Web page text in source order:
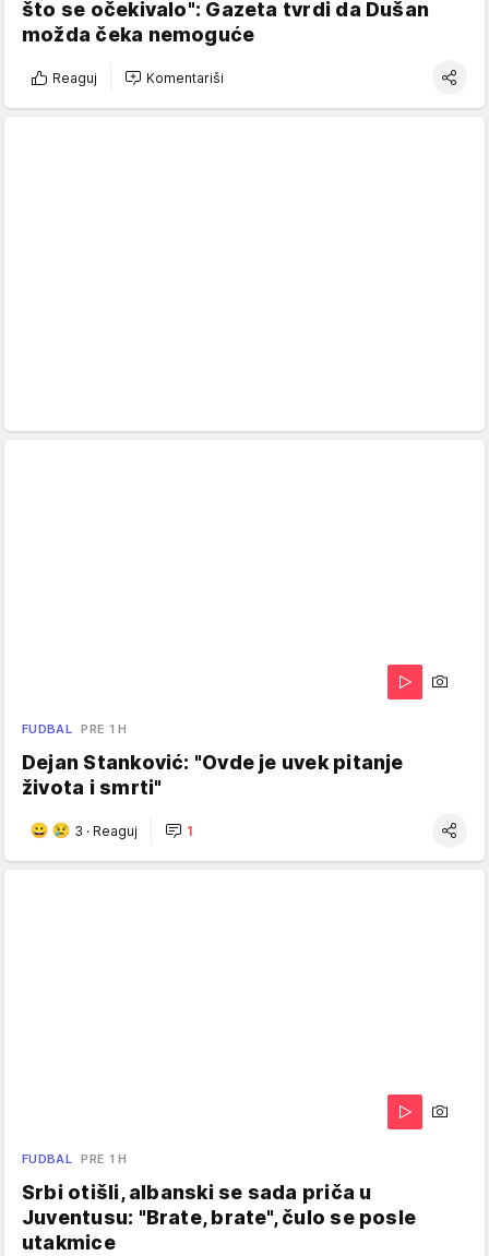
što se očekivalo": Gazeta tvrdi da Dušan
možda čeka nemoguće
Reaguj Komentariši
FUDBAL PRE 1 H
Dejan Stanković: "Ovde je uvek pitanje
života i smrti"
3 · Reaguj 1
FUDBAL PRE 1 H
Srbi otišli, albanski se sada priča u
Juventusu: "Brate, brate", čulo se posle
utakmice